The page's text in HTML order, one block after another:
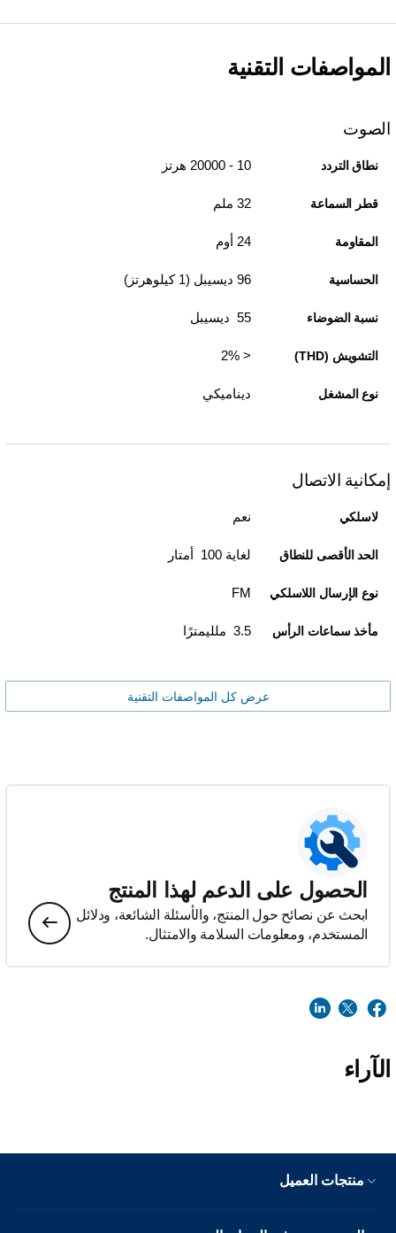
المواصفات التقنية
الصوت
نطاق التردد 10 - 20000 هرتز
قطر السماعة 32 ملم
المقاومة 24 أوم
الحساسية 96 ديسيبل (1 كيلوهرتز)
نسبة الضوضاء 55 ديسيبل
التشويش (THD) < 2%
نوع المشغل ديناميكي
إمكانية الاتصال
لاسلكي نعم
الحد الأقصى للنطاق لغاية 100 أمتار
نوع الإرسال اللاسلكي FM
مأخذ سماعات الرأس 3.5 ملليمترًا
عرض كل المواصفات التقنية
الحصول على الدعم لهذا المنتج
ابحث عن نصائح حول المنتج، والأسئلة الشائعة، ودلائل
المستخدم، ومعلومات السلامة والامتثال.
الآراء
منتجات العميل